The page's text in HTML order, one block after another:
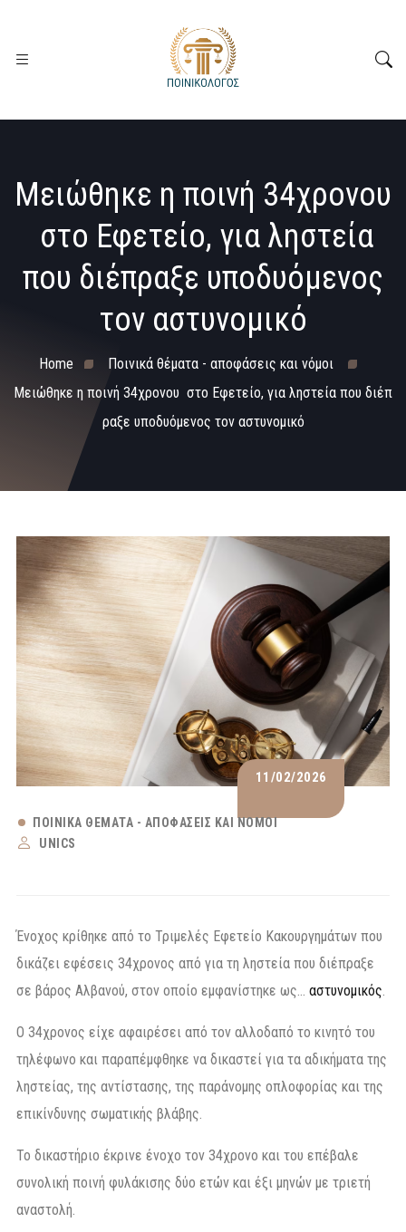
Μειώθηκε η ποινή 34χρονου
στο Εφετείο, για ληστεία
που διέπραξε υποδυόμενος
τον αστυνομικό
Home
Ποινικά θέματα - αποφάσεις και νόμοι
Μειώθηκε η ποινή 34χρονου στο Εφετείο, για ληστεία που διέπ
ραξε υποδυόμενος τον αστυνομικό
11/02/2026
ΠΟΙΝΙΚΆ ΘΈΜΑΤΑ - ΑΠΟΦΆΣΕΙΣ ΚΑΙ ΝΌΜΟΙ
UNICS
Ένοχος κρίθηκε από το Τριμελές Εφετείο Κακουργημάτων που
δικάζει εφέσεις 34χρονος από για τη ληστεία που διέπραξε
σε βάρος Αλβανού, στον οποίο εμφανίστηκε ως… αστυνομικός.
Ο 34χρονος είχε αφαιρέσει από τον αλλοδαπό το κινητό του
τηλέφωνο και παραπέμφθηκε να δικαστεί για τα αδικήματα της
ληστείας, της αντίστασης, της παράνομης οπλοφορίας και της
επικίνδυνης σωματικής βλάβης.
Το δικαστήριο έκρινε ένοχο τον 34χρονο και του επέβαλε
συνολική ποινή φυλάκισης δύο ετών και έξι μηνών με τριετή
αναστολή.